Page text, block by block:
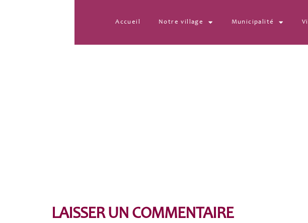
Accueil Notre village Municipalité
LAISSER UN COMMENTAIRE